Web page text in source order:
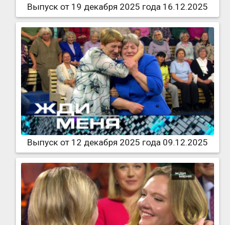
Выпуск от 19 декабря 2025 года 16.12.2025
Выпуск от 12 декабря 2025 года 09.12.2025